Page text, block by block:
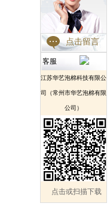
点击留言
客服
江苏华艺泡棉科技有限公
司（常州市华艺泡棉有限
公司）
点击或扫描下载